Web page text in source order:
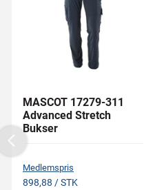
MASCOT 17279-311
Advanced Stretch
Bukser
Medlemspris
898,88 / STK
Previous